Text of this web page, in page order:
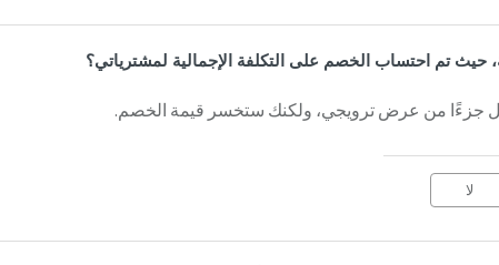
حيث تم احتساب الخصم على التكلفة الإجمالية لمشترياتي؟
جزءًا من عرض ترويجي، ولكنك ستخسر قيمة الخصم.
لا